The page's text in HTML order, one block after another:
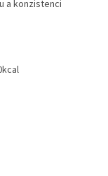
a konzistenci